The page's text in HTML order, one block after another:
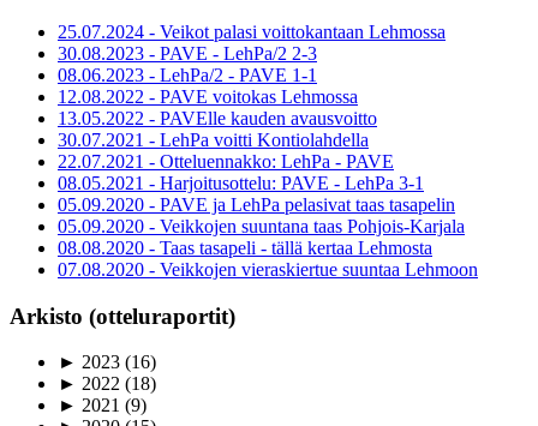
25.07.2024 - Veikot palasi voittokantaan Lehmossa
30.08.2023 - PAVE - LehPa/2 2-3
08.06.2023 - LehPa/2 - PAVE 1-1
12.08.2022 - PAVE voitokas Lehmossa
13.05.2022 - PAVElle kauden avausvoitto
30.07.2021 - LehPa voitti Kontiolahdella
22.07.2021 - Otteluennakko: LehPa - PAVE
08.05.2021 - Harjoitusottelu: PAVE - LehPa 3-1
05.09.2020 - PAVE ja LehPa pelasivat taas tasapelin
05.09.2020 - Veikkojen suuntana taas Pohjois-Karjala
08.08.2020 - Taas tasapeli - tällä kertaa Lehmosta
07.08.2020 - Veikkojen vieraskiertue suuntaa Lehmoon
Arkisto (otteluraportit)
► 2023 (16)
► 2022 (18)
► 2021 (9)